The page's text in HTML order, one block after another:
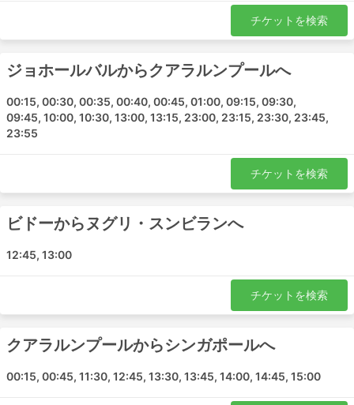
カンパル (ペラ州)
ルムト
KLIA T2
Bidor Caltex
テロックインタン
Chemor
ターミナル1スレンバン
ルムット
チケットを検索
ジョホールバルからクアラルンプールへ
00:15, 00:30, 00:35, 00:40, 00:45, 01:00, 09:15, 09:30,
09:45, 10:00, 10:30, 13:00, 13:15, 23:00, 23:15, 23:30, 23:45,
23:55
チケットを検索
ビドーからヌグリ・スンビランへ
12:45, 13:00
チケットを検索
クアラルンプールからシンガポールへ
00:15, 00:45, 11:30, 12:45, 13:30, 13:45, 14:00, 14:45, 15:00